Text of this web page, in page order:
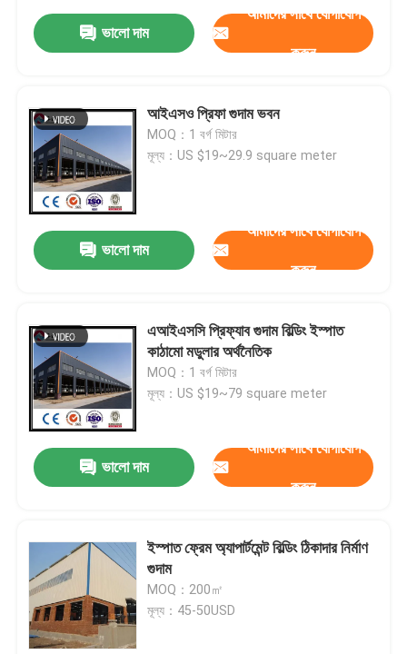
ভালো দাম
আমাদের সাথে যোগাযোগ
করুন
আইএসও প্রিফা গুদাম ভবন
MOQ：1 বর্গ মিটার
মূল্য：US $19~29.9 square meter
ভালো দাম
আমাদের সাথে যোগাযোগ
করুন
এআইএসসি প্রিফ্যাব গুদাম বিল্ডিং ইস্পাত
কাঠামো মডুলার অর্থনৈতিক
MOQ：1 বর্গ মিটার
মূল্য：US $19~79 square meter
ভালো দাম
আমাদের সাথে যোগাযোগ
করুন
ইস্পাত ফ্রেম অ্যাপার্টমেন্ট বিল্ডিং ঠিকাদার নির্মাণ
গুদাম
MOQ：200㎡
মূল্য：45-50USD